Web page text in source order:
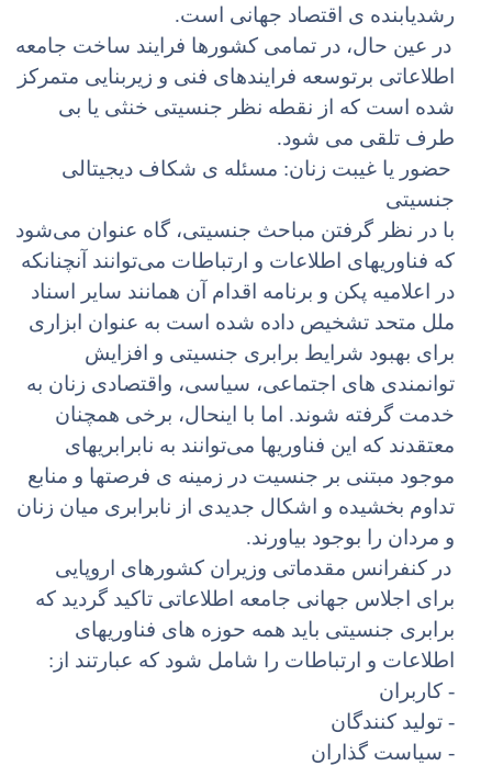
رشدیابنده ی اقتصاد جهانی است.
در عین حال، در تمامی کشورها فرایند ساخت جامعه
اطلاعاتی برتوسعه فرایندهای فنی و زیربنایی متمرکز
شده است که از نقطه نظر جنسیتی خنثی یا بی
طرف تلقی می شود.
حضور یا غیبت زنان: مسئله ی شکاف دیجیتالی
جنسیتی
با در نظر گرفتن مباحث جنسیتی، گاه عنوان می‌شود
که فناوریهای اطلاعات و ارتباطات می‌توانند آنچنانکه
در اعلامیه پکن و برنامه اقدام آن همانند سایر اسناد
ملل متحد تشخیص داده شده است به عنوان ابزاری
برای بهبود شرایط برابری جنسیتی و افزایش
توانمندی های اجتماعی، سیاسی، واقتصادی زنان به
خدمت گرفته شوند. اما با اینحال، برخی همچنان
معتقدند که این فناوریها می‌توانند به نابرابریهای
موجود مبتنی بر جنسیت در زمینه ی فرصتها و منابع
تداوم بخشیده و اشکال جدیدی از نابرابری میان زنان
و مردان را بوجود بیاورند.
در کنفرانس مقدماتی وزیران کشورهای اروپایی
برای اجلاس جهانی جامعه اطلاعاتی تاکید گردید که
برابری جنسیتی باید همه حوزه های فناوریهای
اطلاعات و ارتباطات را شامل شود که عبارتند از:
- کاربران
- تولید کنندگان
- سیاست گذاران